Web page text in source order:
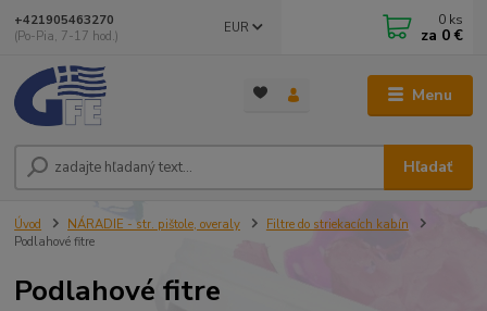
Menu
EUR
Hľadať
+421905463270
(Po-Pia, 7-17 hod.)
0 ks
za 0 €
Úvod NÁRADIE - str. pištole, overaly
Filtre do striekacích kabín
Podlahové fitre
Podlahové fitre